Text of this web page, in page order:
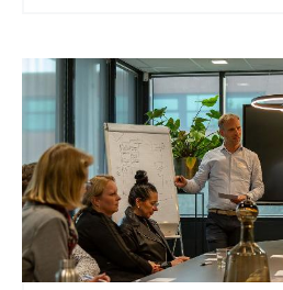
vanuit
nieuwe
wereldorde